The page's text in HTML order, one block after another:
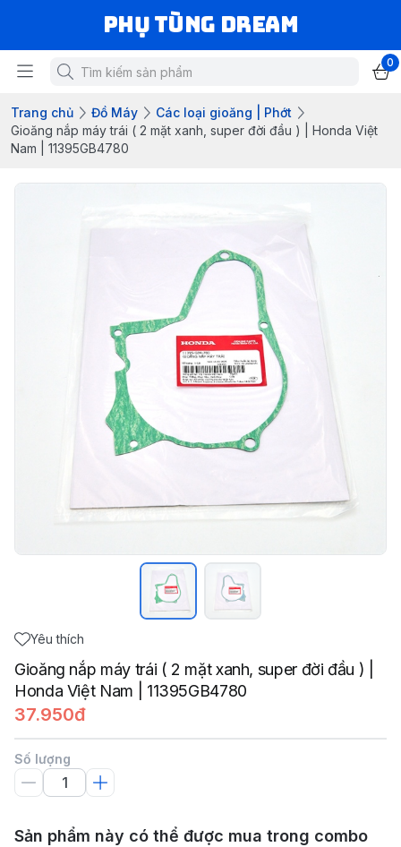
Phụ Tùng Dream
0
Trang chủ Đồ Máy
Các loại gioăng | Phớt
Gioăng nắp máy trái ( 2 mặt xanh, super đời đầu ) | Honda Việt
Nam | 11395GB4780
Yêu thích
Gioăng nắp máy trái ( 2 mặt xanh, super đời đầu ) |
Honda Việt Nam | 11395GB4780
37.950đ
Số lượng
Sản phẩm này có thể được mua trong combo